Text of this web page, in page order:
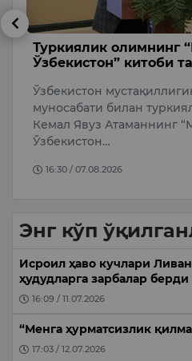
Туркиялик олимнинг
Ўзбекистон” китоби
Ўзбекистон
муносабати билан
Кемал Явуз Атаманнинг
Ўзбекистон…
16:30 / 07.08.2026
Энг кўп
Исроил ҳаво кучлари
ҳудудларга зарбалар берди
16:09 / 11.07.2026
“Менга ҳурматсизлик
17:03 / 12.07.2026